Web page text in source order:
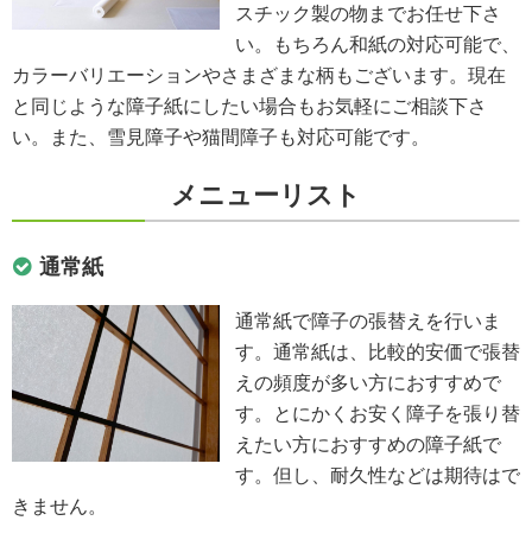
スチック製の物までお任せ下さ
い。もちろん和紙の対応可能で、
カラーバリエーションやさまざまな柄もございます。現在
と同じような障子紙にしたい場合もお気軽にご相談下さ
い。また、雪見障子や猫間障子も対応可能です。
メニューリスト
通常紙
通常紙で障子の張替えを行いま
す。通常紙は、比較的安価で張替
えの頻度が多い方におすすめで
す。とにかくお安く障子を張り替
えたい方におすすめの障子紙で
す。但し、耐久性などは期待はで
きません。